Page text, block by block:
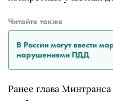
Читайте также
В России могут ввести
нарушениями ПДД
Ранее глава